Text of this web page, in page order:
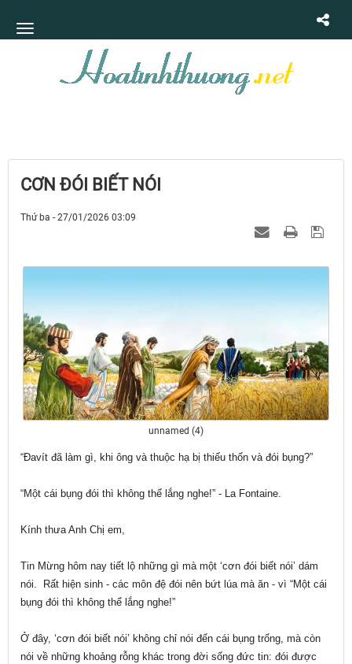
CƠN ĐÓI BIẾT NÓI
Thứ ba - 27/01/2026 03:09
unnamed (4)
“Đavít đã làm gì, khi ông và thuộc hạ bị thiếu thốn và đói bụng?”
“Một cái bụng đói thì không thể lắng nghe!” - La Fontaine.
Kính thưa Anh Chị em,
Tin Mừng hôm nay tiết lộ những gì mà một ‘cơn đói biết nói’ dám
nói. Rất hiện sinh - các môn đệ đói nên bứt lúa mà ăn - vì “Một cái
bụng đói thì không thể lắng nghe!”
Ở đây, ‘cơn đói biết nói’ không chỉ nói đến cái bụng trống, mà còn
nói về những khoảng rỗng khác trong đời sống đức tin: đói được